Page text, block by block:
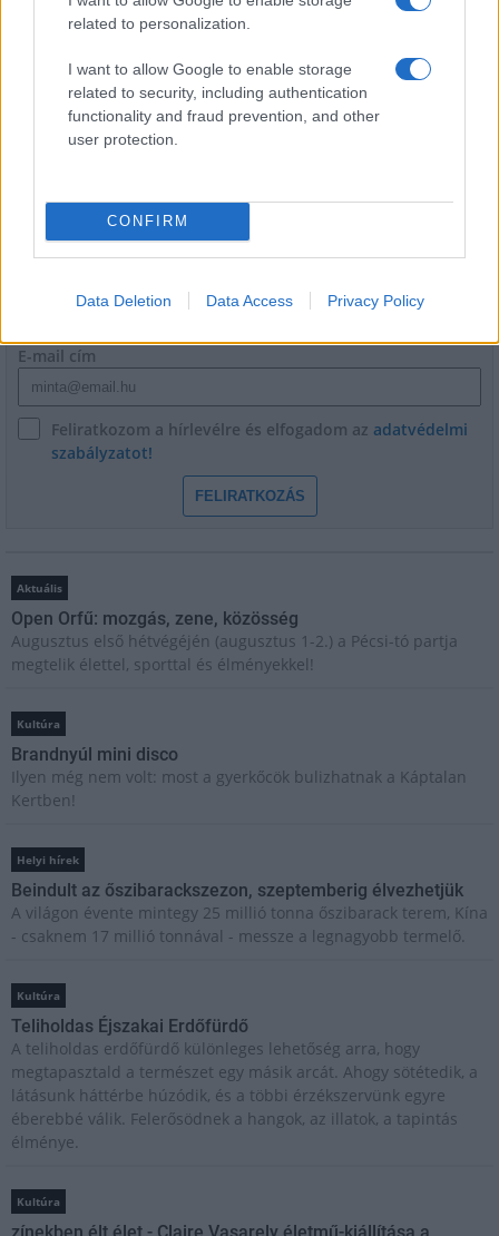
related to personalization.
I want to allow Google to enable storage
related to security, including authentication
functionality and fraud prevention, and other
user protection.
CONFIRM
Data Deletion Data Access Privacy Policy
Túlfogyasztás napja - július 30-ra
felhasználta az emberiség a Föld egész
évre elegendő erőforrásait
E-mail cím
Feliratkozom a hírlevélre és elfogadom az adatvédelmi
szabályzatot!
FELIRATKOZÁS
Aktuális
Open Orfű: mozgás, zene, közösség
Augusztus első hétvégéjén (augusztus 1-2.) a Pécsi-tó partja
megtelik élettel, sporttal és élményekkel!
Kultúra
Brandnyúl mini disco
Ilyen még nem volt: most a gyerkőcök bulizhatnak a Káptalan
Kertben!
Helyi hírek
Beindult az őszibarackszezon, szeptemberig élvezhetjük
A világon évente mintegy 25 millió tonna őszibarack terem, Kína
- csaknem 17 millió tonnával - messze a legnagyobb termelő.
Kultúra
Teliholdas Éjszakai Erdőfürdő
A teliholdas erdőfürdő különleges lehetőség arra, hogy
megtapasztald a természet egy másik arcát. Ahogy sötétedik, a
látásunk háttérbe húzódik, és a többi érzékszervünk egyre
éberebbé válik. Felerősödnek a hangok, az illatok, a tapintás
élménye.
Kultúra